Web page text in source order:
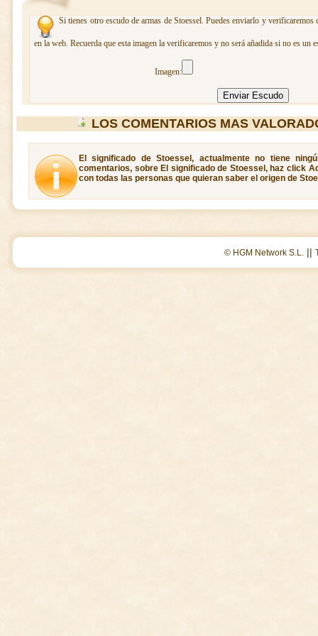
Si tienes otro escudo de armas de Stoessel. Puedes enviarlo y
en la web. Recuerda que esta imagen la verificaremos y no será añadida si no es un
Imagen:
LOS COMENTARIOS MAS
El significado de Stoessel, actualmente no tiene
comentarios, sobre El significado de Stoessel, haz click
con todas las personas que quieran saber el origen de
© HGM Network S.L. ||